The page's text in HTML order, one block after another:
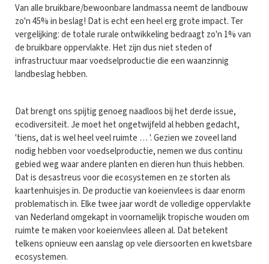
Van alle bruikbare/bewoonbare landmassa neemt de landbouw
zo'n 45% in beslag! Dat is echt een heel erg grote impact. Ter
vergelijking: de totale rurale ontwikkeling bedraagt zo'n 1% van
de bruikbare oppervlakte. Het zijn dus niet steden of
infrastructuur maar voedselproductie die een waanzinnig
landbeslag hebben.
Dat brengt ons spijtig genoeg naadloos bij het derde issue,
ecodiversiteit. Je moet het ongetwijfeld al hebben gedacht,
'tiens, dat is wel heel veel ruimte … '. Gezien we zoveel land
nodig hebben voor voedselproductie, nemen we dus continu
gebied weg waar andere planten en dieren hun thuis hebben.
Dat is desastreus voor die ecosystemen en ze storten als
kaartenhuisjes in. De productie van koeienvlees is daar enorm
problematisch in. Elke twee jaar wordt de volledige oppervlakte
van Nederland omgekapt in voornamelijk tropische wouden om
ruimte te maken voor koeienvlees alleen al. Dat betekent
telkens opnieuw een aanslag op vele diersoorten en kwetsbare
ecosystemen.